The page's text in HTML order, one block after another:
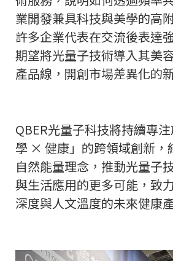
業開發兼具科技與美學的高
許多企業代表在交流後表達
期望將光量子技術導入其美
產品線，開創市場差異化的
QBER光量子科技將持續專
學 × 健康」的跨領域創新，
自然能量理念，推動光量子
與生活應用的更多可能，致
深度與人文溫度的未來健康